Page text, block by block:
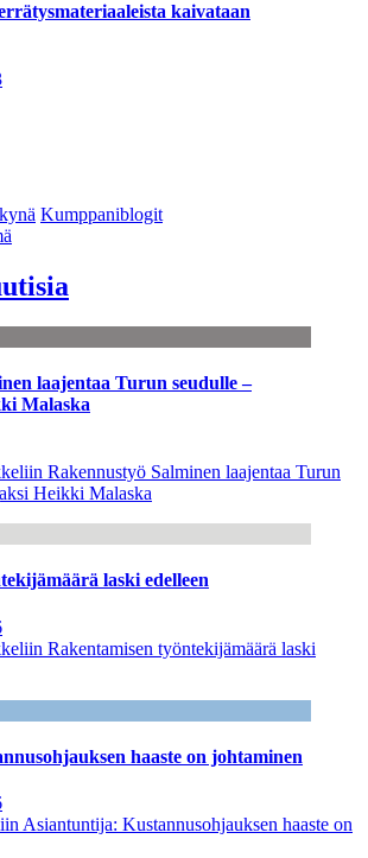
kaivataan
Kumppaniblogit
laajentaa Turun seudulle –
Malaska
Rakennustyö Salminen laajentaa Turun
Heikki Malaska
laski edelleen
Rakentamisen työntekijämäärä laski
haaste on johtaminen
Asiantuntija: Kustannusohjauksen haaste on